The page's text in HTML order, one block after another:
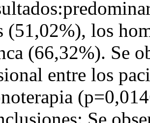
(51,02%), los
(66,32%). Se
entre los